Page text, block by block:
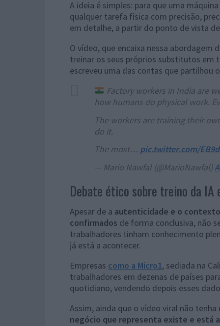
A ideia é simples: para que uma
qualquer tarefa física com precisão,
em detalhe, a partir do ponto de vista
O vídeo, que encaixa nessa abordagem
treinar os seus próprios substitutos em
escreveu uma das contas que partilhou
Factory workers in India are
how humans do physical work.
The workers are training their
do it.
The most… pic.twitter.com/
— Mario Nawfal (@MarioNawfal)
Debate ético sobre treino da IA
Apesar de a autenticidade e o
confirmados de forma conclusiva, não
trabalhadores tinham conhecimento
já está a acontecer.
Empresas como a Micro1, sediada na
trabalhadores em dezenas de países
quotidiano, vendendo depois esses
Assim, ainda que o vídeo viral não
negócio que representa existe e está